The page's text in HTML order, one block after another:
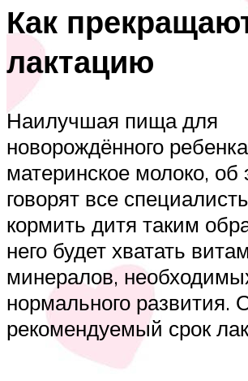
Как
лактацию
Наилучшая пища для
новорождённого
материнское молоко, об
говорят все
кормить дитя таким
него будет хватать
минералов,
нормального развития.
рекомендуемый срок